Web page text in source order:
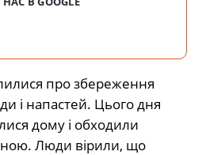
про збереження
і напастей. Цього дня
дому і обходили
Люди вірили, що